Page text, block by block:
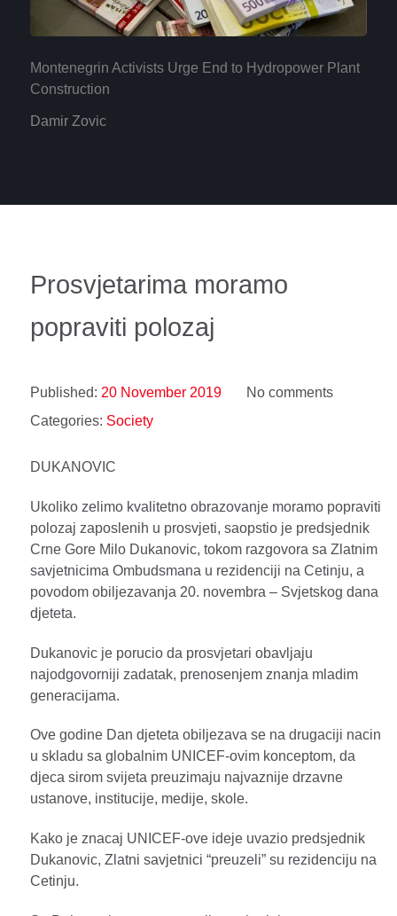
Montenegrin Activists Urge End to Hydropower Plant
Construction
Damir Zovic
Prosvjetarima moramo
popraviti polozaj
Published: 20 November 2019
No comments
Categories: Society
DUKANOVIC
Ukoliko zelimo kvalitetno obrazovanje moramo popraviti
polozaj zaposlenih u prosvjeti, saopstio je predsjednik
Crne Gore Milo Dukanovic, tokom razgovora sa Zlatnim
savjetnicima Ombudsmana u rezidenciji na Cetinju, a
povodom obiljezavanja 20. novembra – Svjetskog dana
djeteta.
Dukanovic je porucio da prosvjetari obavljaju
najodgovorniji zadatak, prenosenjem znanja mladim
generacijama.
Ove godine Dan djeteta obiljezava se na drugaciji nacin
u skladu sa globalnim UNICEF-ovim konceptom, da
djeca sirom svijeta preuzimaju najvaznije drzavne
ustanove, institucije, medije, skole.
Kako je znacaj UNICEF-ove ideje uvazio predsjednik
Dukanovic, Zlatni savjetnici “preuzeli” su rezidenciju na
Cetinju.